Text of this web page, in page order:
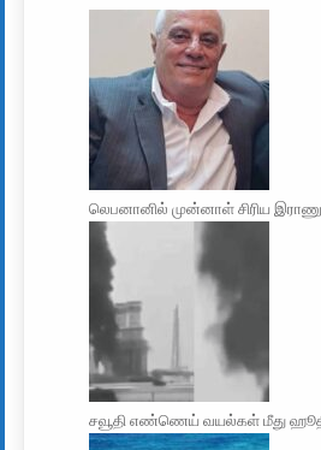
லெபனானில் முன்னாள் சிரிய
சவூதி எண்ணெய் வயல்கள் மீது